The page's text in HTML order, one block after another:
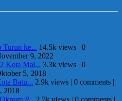
Turun ke... 14.5k views | 0
9, 2022
Kota Mal... 3.3k views | 0
5, 2018
Batu... 2.9k views | 0 comments |
2018
P... 2.7k views | 0 comments |